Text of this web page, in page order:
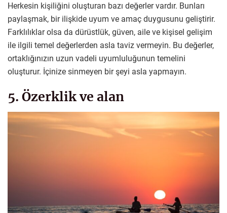
Herkesin kişiliğini oluşturan bazı değerler vardır. Bunları
paylaşmak, bir ilişkide uyum ve amaç duygusunu geliştirir.
Farklılıklar olsa da dürüstlük, güven, aile ve kişisel gelişim
ile ilgili temel değerlerden asla taviz vermeyin. Bu değerler,
ortaklığınızın uzun vadeli uyumluluğunun temelini
oluşturur. İçinize sinmeyen bir şeyi asla yapmayın.
5. Özerklik ve alan